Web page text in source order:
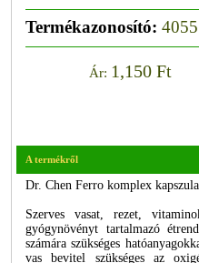
Termékazonosító: 4055
Ár: 1,150 Ft
A termékről
Dr. Chen Ferro komplex
Szerves vasat, rezet,
gyógynövényt tartalmazó
számára szükséges
vas bevitel szükséges az